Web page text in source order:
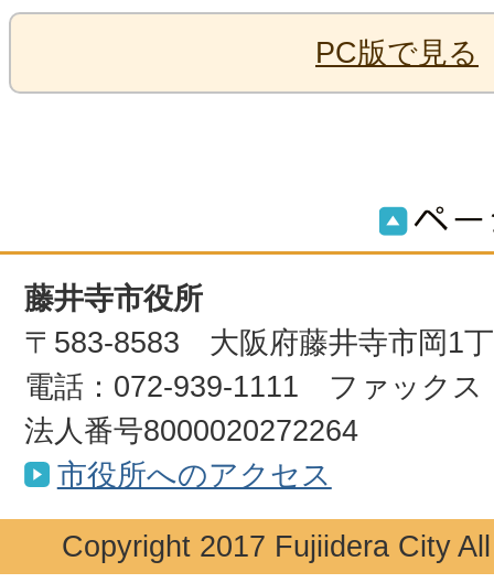
PC版で見る
藤井寺市役所
〒583-8583 大阪府藤井寺市岡1
電話：072-939-1111 ファックス
法人番号8000020272264
市役所へのアクセス
Copyright 2017 Fujiidera City